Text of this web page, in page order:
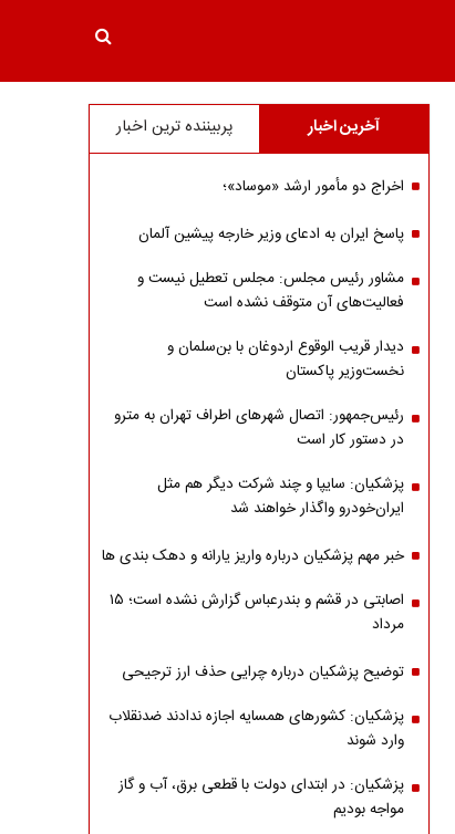
آخرین اخبار پربیننده ترین اخبار
اخراج دو مأمور ارشد «موساد»؛
پاسخ ایران به ادعای وزیر خارجه پیشین آلمان
مشاور رئیس مجلس: مجلس تعطیل نیست و
فعالیت‌های آن متوقف نشده است
دیدار قریب الوقوع اردوغان با بن‌سلمان و
نخست‌وزیر پاکستان
رئیس‌جمهور: اتصال شهرهای اطراف تهران به مترو
در دستور کار است
پزشکیان: سایپا و چند شرکت دیگر هم مثل
ایران‌خودرو واگذار خواهند شد
خبر مهم پزشکیان درباره واریز یارانه و دهک بندی ها
اصابتی در قشم و بندرعباس گزارش نشده است؛ ۱۵
مرداد
توضیح پزشکیان درباره چرایی حذف ارز ترجیحی
پزشکیان: کشورهای همسایه اجازه ندادند ضدنقلاب
وارد شوند
پزشکیان: در ابتدای دولت با قطعی برق، آب و گاز
مواجه بودیم